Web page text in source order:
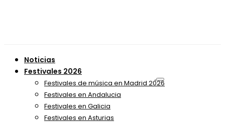
Noticias
Festivales 2026
Festivales de música en Madrid 2026
Festivales en Andalucia
Festivales en Galicia
Festivales en Asturias